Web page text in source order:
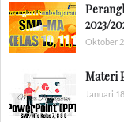
2023/
Oktober
Materi
Januari